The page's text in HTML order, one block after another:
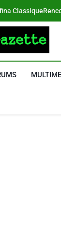
Classique